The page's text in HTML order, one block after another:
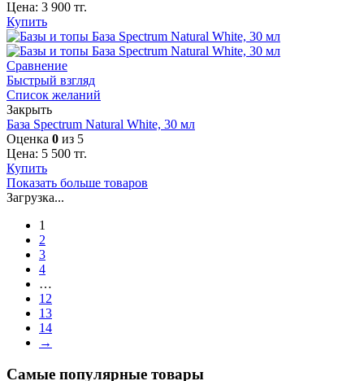
Цена: 3 900 тг.
Купить
Сравнение
Быстрый взгляд
Список желаний
Закрыть
База Spectrum Natural White, 30 мл
Оценка 0 из 5
Цена: 5 500 тг.
Купить
Показать больше товаров
Загрузка...
1
2
3
4
…
12
13
14
→
Самые популярные товары